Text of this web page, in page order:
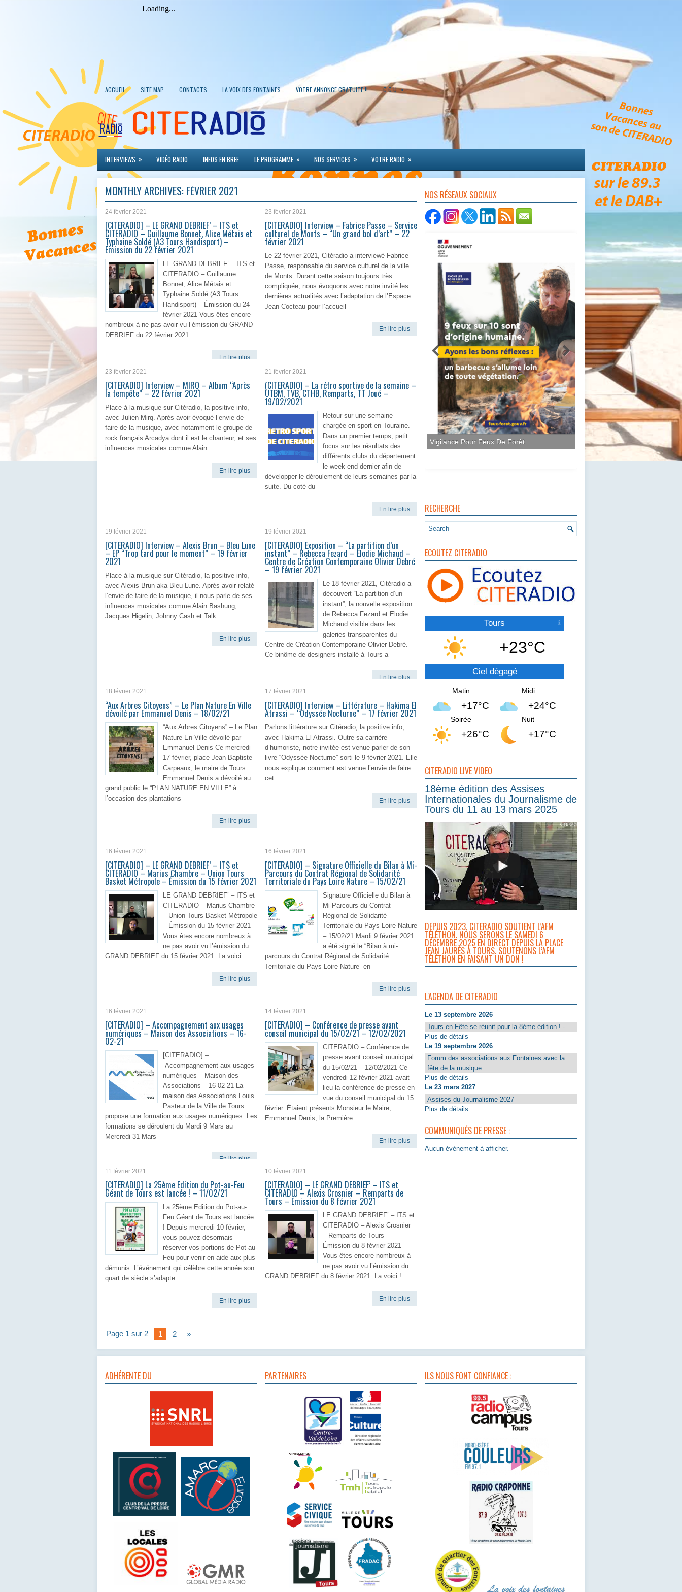
ACCUEIL SITE MAP CONTACTS LA VOIX DES FONTAINES VOTRE ANNONCE GRATUITE !! C.G.U. »
INTERVIEWS » VIDÉO RADIO INFOS EN BREF LE PROGRAMME » NOS SERVICES » VOTRE RADIO »
MONTHLY ARCHIVES: FÉVRIER 2021
24 février 2021
[CITERADIO] – LE GRAND DEBRIEF’ – ITS et
CITERADIO – Guillaume Bonnet, Alice Métais et
Typhaine Soldé (A3 Tours Handisport) –
Émission du 22 février 2021
LE GRAND DEBRIEF’ – ITS et
CITERADIO – Guillaume
Bonnet, Alice Métais et
Typhaine Soldé (A3 Tours
Handisport) – Émission du 24
février 2021 Vous êtes encore
nombreux à ne pas avoir vu l’émission du GRAND
DEBRIEF du 22 février 2021.
En lire plus
23 février 2021
[CITERADIO] Interview – Fabrice Passe – Service
culturel de Monts – “Un grand bol d’art” – 22
février 2021
Le 22 février 2021, Citéradio a interviewé Fabrice
Passe, responsable du service culturel de la ville
de Monts. Durant cette saison toujours très
compliquée, nous évoquons avec notre invité les
dernières actualités avec l’adaptation de l’Espace
Jean Cocteau pour l’accueil
En lire plus
23 février 2021
[CITERADIO] Interview – MIRQ – Album “Après
la tempête” – 22 février 2021
Place à la musique sur Citéradio, la positive info,
avec Julien Mirq. Après avoir évoqué l’envie de
faire de la musique, avec notamment le groupe de
rock français Arcadya dont il est le chanteur, et ses
influences musicales comme Alain
En lire plus
21 février 2021
(CITERADIO) – La rétro sportive de la semaine –
UTBM, TVB, CTHB, Remparts, TT Joué –
19/02/2021
Retour sur une semaine
chargée en sport en Touraine.
Dans un premier temps, petit
focus sur les résultats des
différents clubs du département
le week-end dernier afin de
développer le déroulement de leurs semaines par la
suite. Du coté du
En lire plus
19 février 2021
[CITERADIO] Interview – Alexis Brun – Bleu Lune
– EP “Trop tard pour le moment” – 19 février
2021
Place à la musique sur Citéradio, la positive info,
avec Alexis Brun aka Bleu Lune. Après avoir relaté
l’envie de faire de la musique, il nous parle de ses
influences musicales comme Alain Bashung,
Jacques Higelin, Johnny Cash et Talk
En lire plus
19 février 2021
[CITERADIO] Exposition – “La partition d’un
instant” – Rebecca Fezard – Elodie Michaud –
Centre de Création Contemporaine Olivier Debré
– 19 février 2021
Le 18 février 2021, Citéradio a
découvert “La partition d’un
instant”, la nouvelle exposition
de Rebecca Fezard et Elodie
Michaud visible dans les
galeries transparentes du
Centre de Création Contemporaine Olivier Debré.
Ce binôme de designers installé à Tours a
En lire plus
18 février 2021
“Aux Arbres Citoyens” – Le Plan Nature En Ville
dévoilé par Emmanuel Denis – 18/02/21
“Aux Arbres Citoyens” – Le Plan
Nature En Ville dévoilé par
Emmanuel Denis Ce mercredi
17 février, place Jean-Baptiste
Carpeaux, le maire de Tours
Emmanuel Denis a dévoilé au
grand public le “PLAN NATURE EN VILLE” à
l’occasion des plantations
En lire plus
17 février 2021
[CITERADIO] Interview – Littérature – Hakima El
Atrassi – “Odyssée Nocturne” – 17 février 2021
Parlons littérature sur Citéradio, la positive info,
avec Hakima El Atrassi. Outre sa carrière
d’humoriste, notre invitée est venue parler de son
livre “Odyssée Nocturne” sorti le 9 février 2021. Elle
nous explique comment est venue l’envie de faire
cet
En lire plus
16 février 2021
[CITERADIO] – LE GRAND DEBRIEF’ – ITS et
CITERADIO – Marius Chambre – Union Tours
Basket Métropole – Émission du 15 février 2021
LE GRAND DEBRIEF’ – ITS et
CITERADIO – Marius Chambre
– Union Tours Basket Métropole
– Émission du 15 février 2021
Vous êtes encore nombreux à
ne pas avoir vu l’émission du
GRAND DEBRIEF du 15 février 2021. La voici
En lire plus
16 février 2021
[CITERADIO] – Signature Officielle du Bilan à Mi-
Parcours du Contrat Régional de Solidarité
Territoriale du Pays Loire Nature – 15/02/21
Signature Officielle du Bilan à
Mi-Parcours du Contrat
Régional de Solidarité
Territoriale du Pays Loire Nature
– 15/02/21 Mardi 9 février 2021
a été signé le “Bilan à mi-
parcours du Contrat Régional de Solidarité
Territoriale du Pays Loire Nature” en
En lire plus
16 février 2021
[CITERADIO] – Accompagnement aux usages
numériques – Maison des Associations – 16-
02-21
[CITERADIO] –
Accompagnement aux usages
numériques – Maison des
Associations – 16-02-21 La
maison des Associations Louis
Pasteur de la Ville de Tours
propose une formation aux usages numériques. Les
formations se déroulent du Mardi 9 Mars au
Mercredi 31 Mars
En lire plus
14 février 2021
[CITERADIO] – Conférence de presse avant
conseil municipal du 15/02/21 – 12/02/2021
CITERADIO – Conférence de
presse avant conseil municipal
du 15/02/21 – 12/02/2021 Ce
vendredi 12 février 2021 avait
lieu la conférence de presse en
vue du conseil municipal du 15
février. Étaient présents Monsieur le Maire,
Emmanuel Denis, la Première
En lire plus
11 février 2021
[CITERADIO] La 25ème Edition du Pot-au-Feu
Géant de Tours est lancée ! – 11/02/21
La 25ème Edition du Pot-au-
Feu Géant de Tours est lancée
! Depuis mercredi 10 février,
vous pouvez désormais
réserver vos portions de Pot-au-
Feu pour venir en aide aux plus
démunis. L’événement qui célèbre cette année son
quart de siècle s’adapte
En lire plus
10 février 2021
[CITERADIO] – LE GRAND DEBRIEF’ – ITS et
CITERADIO – Alexis Crosnier – Remparts de
Tours – Émission du 8 février 2021
LE GRAND DEBRIEF’ – ITS et
CITERADIO – Alexis Crosnier
– Remparts de Tours –
Émission du 8 février 2021
Vous êtes encore nombreux à
ne pas avoir vu l’émission du
GRAND DEBRIEF du 8 février 2021. La voici !
En lire plus
Page 1 sur 2 1 2 »
NOS RÉSEAUX SOCIAUX
Vigilance Pour Feux De Forêt
RECHERCHE
ECOUTEZ CITERADIO
Tours
+23°C
Ciel dégagé
Matin
+17°C
Midi
+24°C
Soirée
+26°C
Nuit
+17°C
CITERADIO LIVE VIDEO
18ème édition des Assises
Internationales du Journalisme de
Tours du 11 au 13 mars 2025
DEPUIS 2023, CITERADIO SOUTIENT L’AFM
TÉLÉTHON. NOUS SERONS LE SAMEDI 6
DÉCEMBRE 2025 EN DIRECT DEPUIS LA PLACE
JEAN JAURÈS À TOURS. SOUTENONS L’AFM
TÉLÉTHON EN FAISANT UN DON !
L'AGENDA DE CITERADIO
Le 13 septembre 2026
Tours en Fête se réunit pour la 8ème édition ! -
Plus de détails
Le 19 septembre 2026
Forum des associations aux Fontaines avec la
fête de la musique
Plus de détails
Le 23 mars 2027
Assises du Journalisme 2027
Plus de détails
COMMUNIQUÉS DE PRESSE :
Aucun évènement à afficher.
ADHÉRENTE DU PARTENAIRES ILS NOUS FONT CONFIANCE :